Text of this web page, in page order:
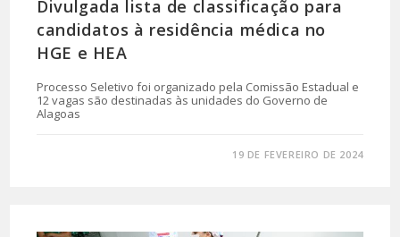
Divulgada lista de classificação para
candidatos à residência médica no
HGE e HEA
Processo Seletivo foi organizado pela Comissão Estadual e
12 vagas são destinadas às unidades do Governo de
Alagoas
19 DE FEVEREIRO DE 2024